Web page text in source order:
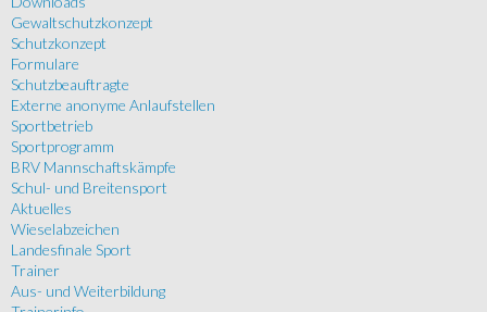
Gewaltschutzkonzept
Schutzkonzept
Formulare
Schutzbeauftragte
Externe anonyme Anlaufstellen
Sportbetrieb
Sportprogramm
BRV Mannschaftskämpfe
Schul- und Breitensport
Aktuelles
Wieselabzeichen
Landesfinale Sport
Trainer
Aus- und Weiterbildung